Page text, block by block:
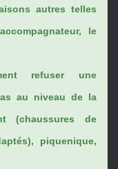
autres telles
le
refuser une
au niveau de la
(chaussures de
piquenique,